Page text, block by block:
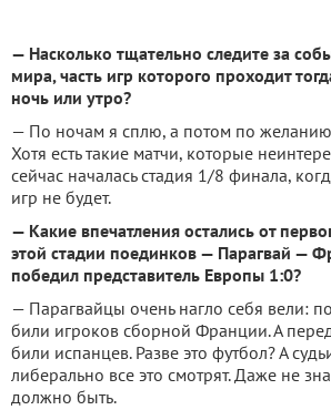
— Насколько тщательно следите за
мира, часть игр которого проходит
ночь или утро?
— По ночам я сплю, а потом по
Хотя есть такие матчи, которые
сейчас началась стадия 1/8 финала,
игр не будет.
— Какие впечатления остались от
этой стадии поединков — Парагвай —
победил представитель Европы 1:0?
— Парагвайцы очень нагло себя вели:
били игроков сборной Франции. А
били испанцев. Разве это футбол? А
либерально все это смотрят. Даже не
должно быть.